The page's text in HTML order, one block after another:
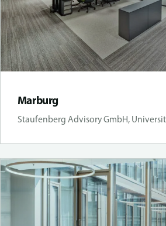
Marburg
Staufenberg Advisory GmbH,